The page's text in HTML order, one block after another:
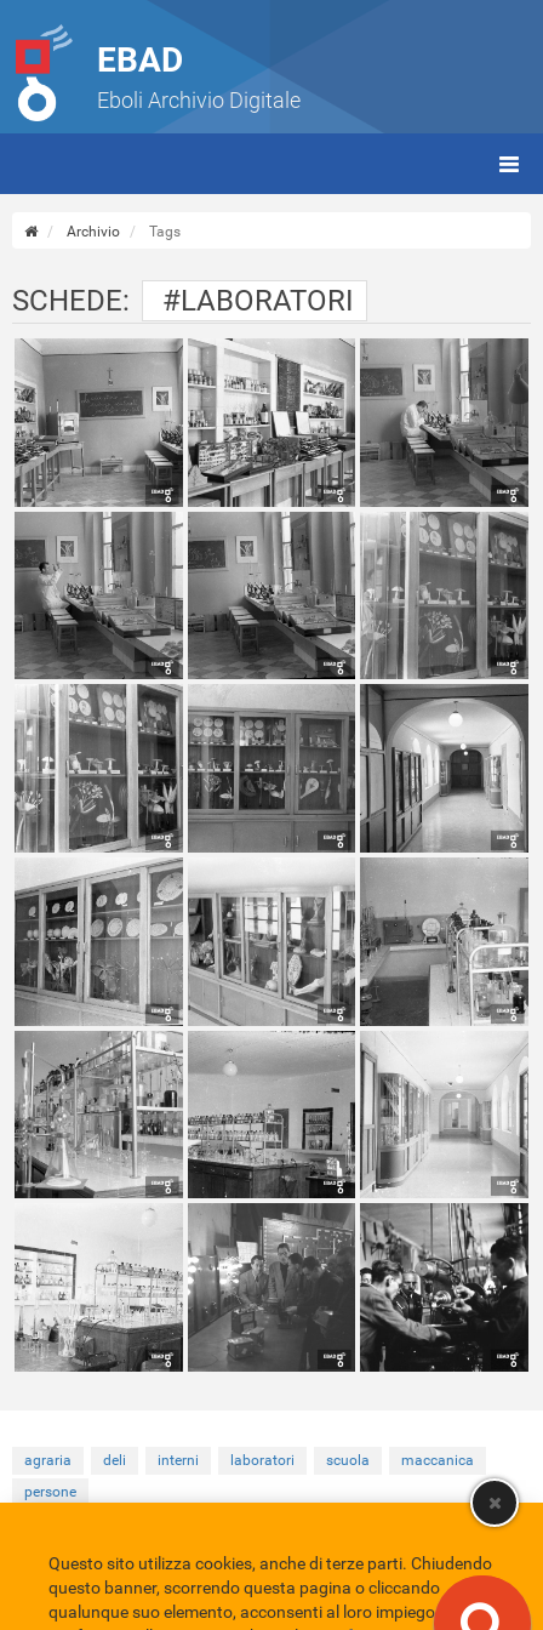
EBAD
Eboli Archivio Digitale
Archivio Tags
SCHEDE: #LABORATORI
agraria deli interni laboratori scuola
maccanica
persone
Comune di Eboli Servizio Bibliotecario Nazionale
Privacy policy
Credits
Questo sito utilizza cookies, anche di terze parti. Chiudendo
questo banner, scorrendo questa pagina o cliccando
qualunque suo elemento, acconsenti al loro impiego in